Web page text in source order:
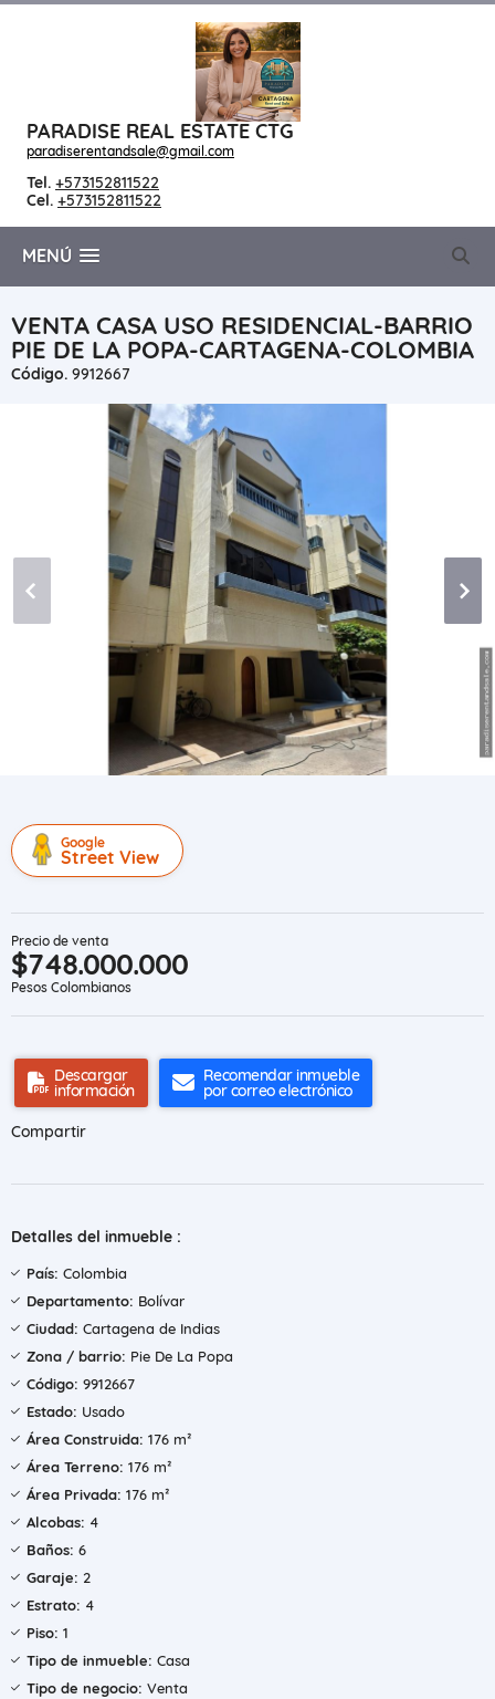
PARADISE REAL ESTATE CTG
paradiserentandsale@gmail.com
Tel. +573152811522
Cel. +573152811522
MENÚ
VENTA CASA USO RESIDENCIAL-BARRIO
PIE DE LA POPA-CARTAGENA-COLOMBIA
Código. 9912667
Google
Street View
Precio de venta
$748.000.000
Pesos Colombianos
Descargar
información
Recomendar inmueble
por correo electrónico
Compartir
Detalles del inmueble :
País: Colombia
Departamento: Bolívar
Ciudad: Cartagena de Indias
Zona / barrio: Pie De La Popa
Código: 9912667
Estado: Usado
Área Construida: 176 m²
Área Terreno: 176 m²
Área Privada: 176 m²
Alcobas: 4
Baños: 6
Garaje: 2
Estrato: 4
Piso: 1
Tipo de inmueble: Casa
Tipo de negocio: Venta